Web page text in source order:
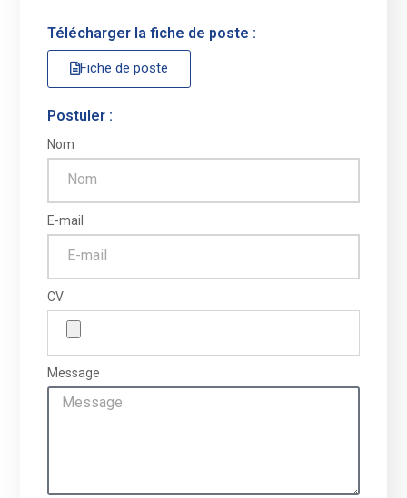
Télécharger la fiche de poste :
Fiche de poste
Postuler :
Nom
E-mail
CV
Message